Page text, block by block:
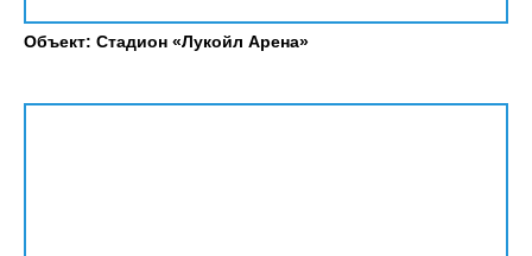
Объект: Стадион «Лукойл Арена»